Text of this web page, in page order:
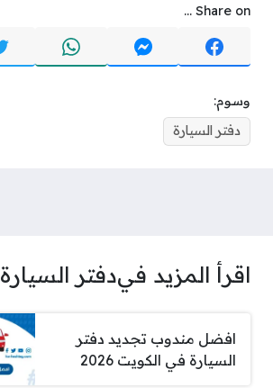
Share on ...
وسوم:
دفتر السيارة
اقرأ المزيد فيدفتر السيارة
افضل مندوب تجديد دفتر
السيارة في الكويت 2026